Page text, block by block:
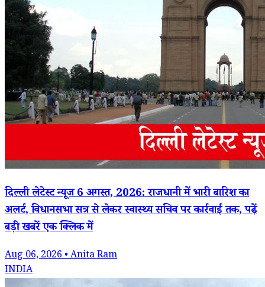
दिल्ली लेटेस्ट न्यूज 6 अगस्त, 2026: राजधानी में भारी बारिश का
अलर्ट, विधानसभा सत्र से लेकर स्वास्थ्य सचिव पर कार्रवाई तक, पढ़ें
बड़ी खबरें एक क्लिक में
Aug 06, 2026 • Anita Ram
INDIA